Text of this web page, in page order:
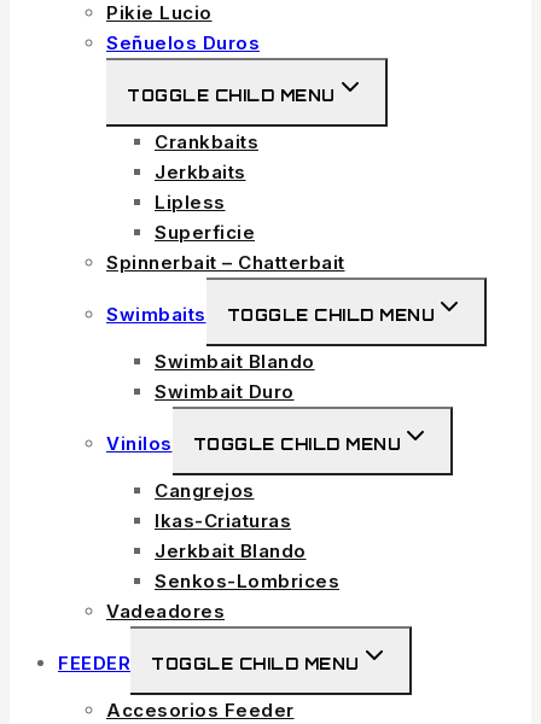
Pikie Lucio
Señuelos Duros
TOGGLE CHILD MENU
Crankbaits
Jerkbaits
Lipless
Superficie
Spinnerbait – Chatterbait
Swimbaits TOGGLE CHILD MENU
Swimbait Blando
Swimbait Duro
Vinilos TOGGLE CHILD MENU
Cangrejos
Ikas-Criaturas
Jerkbait Blando
Senkos-Lombrices
Vadeadores
FEEDER TOGGLE CHILD MENU
Accesorios Feeder